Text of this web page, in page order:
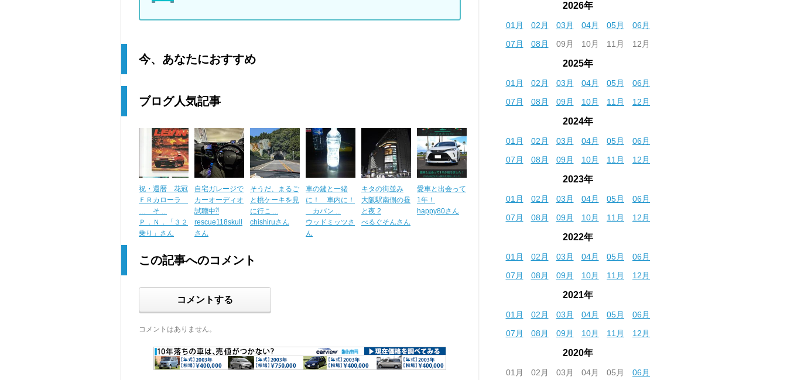
今、あなたにおすすめ
ブログ人気記事
祝・還暦 花冠
ＦＲカローラ
… そ ...
Ｐ．Ｎ．「３２
乗り」さん
自宅ガレージで
カーオーディオ
試聴中⁈
rescue118skull
さん
そうだ、まるご
と桃ケーキを見
に行こ ...
chishiruさん
車の鍵と一緒
に！ 車内に！
カバン ...
ウッドミッツさ
ん
キタの街並み
大阪駅南側の昼
と夜 2
べるぐそんさん
愛車と出会って
1年！
happy80さん
この記事へのコメント
コメントする
コメントはありません。
2026年
01月 02月 03月 04月 05月
06月
07月
08月 09月 10月 11月 12月
2025年
01月 02月 03月 04月 05月
06月
07月
08月 09月 10月 11月 12月
2024年
01月 02月 03月 04月 05月
06月
07月
08月 09月 10月 11月 12月
2023年
01月 02月 03月 04月 05月
06月
07月
08月 09月 10月 11月 12月
2022年
01月 02月 03月 04月 05月
06月
07月
08月 09月 10月 11月 12月
2021年
01月 02月 03月 04月 05月
06月
07月
08月 09月 10月 11月 12月
2020年
01月 02月 03月 04月 05月 06月